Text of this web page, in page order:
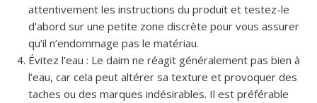
attentivement les instructions du produit et testez-le
d’abord sur une petite zone discrète pour vous assurer
qu’il n’endommage pas le matériau.
Évitez l’eau : Le daim ne réagit généralement pas bien à
l’eau, car cela peut altérer sa texture et provoquer des
taches ou des marques indésirables. Il est préférable